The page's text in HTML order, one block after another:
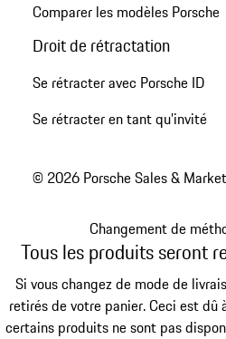
Comparer les modèles Porsche
Droit de rétractation
Se rétracter avec Porsche ID
Se rétracter en tant qu’invité
© 2026 Porsche Sales &
Changement de
Tous les produits seront
Si vous changez de mode de
retirés de votre panier. Ceci est dû
certains produits ne sont pas